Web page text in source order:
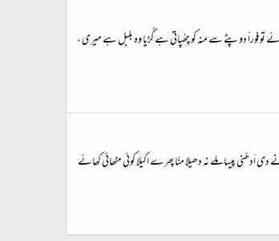
تو فوراً دوپٹے سے منہ کو چھُپاتی ہے گُڑیا وہ بلبل ہے میری ،
اَدھّنی پیسا ملے نہ دھیلا منّا پھرے اکیلا کوئی مٹھائی کھائے